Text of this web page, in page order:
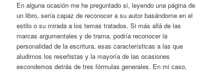
En alguna ocasión me he preguntado si, leyendo una página de
un libro, sería capaz de reconocer a su autor basándome en el
estilo o su mirada a los temas tratados. Si más allá de las
marcas argumentales y de trama, podría reconocer la
personalidad de la escritura, esas características a las que
aludimos los reseñistas y la mayoría de las ocasiones
escondemos detrás de tres fórmulas generales. En mi caso,